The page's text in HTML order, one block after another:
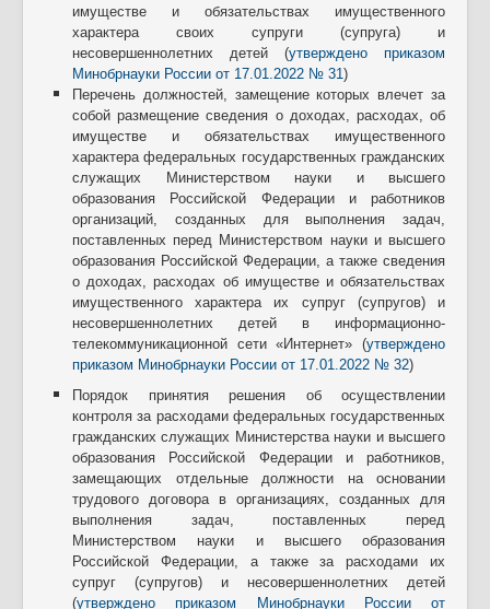
имуществе и обязательствах имущественного
характера своих супруги (супруга) и
несовершеннолетних детей (утверждено приказом
Минобрнауки России от 17.01.2022 № 31)
Перечень должностей, замещение которых влечет за
собой размещение сведения о доходах, расходах, об
имуществе и обязательствах имущественного
характера федеральных государственных гражданских
служащих Министерством науки и высшего
образования Российской Федерации и работников
организаций, созданных для выполнения задач,
поставленных перед Министерством науки и высшего
образования Российской Федерации, а также сведения
о доходах, расходах об имуществе и обязательствах
имущественного характера их супруг (супругов) и
несовершеннолетних детей в информационно-
телекоммуникационной сети «Интернет» (утверждено
приказом Минобрнауки России от 17.01.2022 № 32)
Порядок принятия решения об осуществлении
контроля за расходами федеральных государственных
гражданских служащих Министерства науки и высшего
образования Российской Федерации и работников,
замещающих отдельные должности на основании
трудового договора в организациях, созданных для
выполнения задач, поставленных перед
Министерством науки и высшего образования
Российской Федерации, а также за расходами их
супруг (супругов) и несовершеннолетних детей
(утверждено приказом Минобрнауки России от